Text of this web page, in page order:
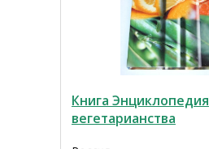
Книга Энциклопедия
вегетарианства